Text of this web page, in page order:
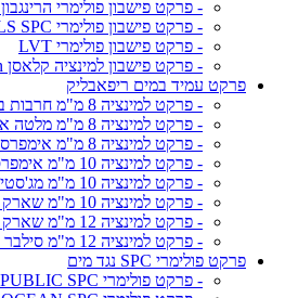
- פרקט פישבון פולימרי הרינגבון spc נגד מים
- פרקט פישבון פולימרי ORIGINALS SPC נגד מים
- פרקט פישבון פולימרי LVT
- פרקט פישבון למינציה קלאסן Classen
פרקט עמיד במים ריפאבליק
- פרקט למינציה 8 מ"מ חרבות ברזל
- פרקט למינציה 8 מ"מ מלטה איילנד
- פרקט למינציה 8 מ"מ אימפרסיב פלוס
- פרקט למינציה 10 מ"מ אימפרסיב פלוס
- פרקט למינציה 10 מ"מ מג'סטיק קראון
- פרקט למינציה 10 מ"מ שארק אושן 10
- פרקט למינציה 12 מ"מ שארק אושן 12
- פרקט למינציה 12 מ"מ סילבר ווילואו
פרקט פולימרי SPC נגד מים
- פרקט פולימרי REPUBLIC SPC נגד מים